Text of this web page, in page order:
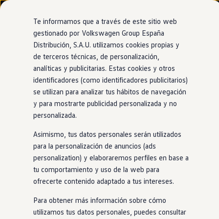
Ir
directamente
al contenido
Ir
directamente
al pie de
página
Nuevo ID. Cross
Vehículos Comerciales
Compra y ofertas
Volkswagen nuevo en stock
Volkswagen de ocasión
Financiación
My Renting
My Way
Seguros
Empresas
Autoescuelas
Eléctricos e híbridos
Más sobre híbridos
Plan Auto +
Etiquetas DGT
Simulador de autonomía, carga y ahorro
Carga y autonomía
Soluciones de carga
Tarifas de carga
Carga en casa
Modos de carga
Information
Batería de arranque de
plomo-calcio
Las baterías de plomo-calcio o Starting Light Ignition (SLI)
no requieren apenas mantenimiento, como ocurre con las
baterías de plomo-ácido convencionales. Se instalan
principalmente enmodelos sin tecnología start/stop
automática y tienen una larga vida útil. Desde 2014, se han
Te informamos que a través de este sitio web
gestionado por Volkswagen Group España
Distribución, S.A.U. utilizamos cookies propias y
de terceros técnicas, de personalización,
analíticas y publicitarias. Estas cookies y otros
identificadores (como identificadores publicitarios)
se utilizan para analizar tus hábitos de navegación
y para mostrarte publicidad personalizada y no
personalizada.
Asimismo, tus datos personales serán utilizados
para la personalización de anuncios (ads
personalization) y elaboraremos perfiles en base a
tu comportamiento y uso de la web para
ofrecerte contenido adaptado a tus intereses.
Para obtener más información sobre cómo
utilizamos tus datos personales, puedes consultar